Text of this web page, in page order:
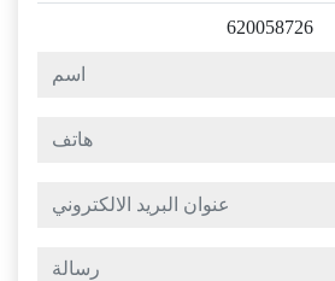
620058726
عنوان البريد الالكتروني
رسالة